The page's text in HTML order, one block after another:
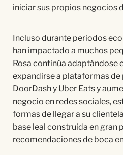
iniciar sus propios negocios
Incluso durante periodos
han impactado a muchos
Rosa continúa adaptándose
expandirse a plataformas de
DoorDash y Uber Eats y
negocio en redes sociales,
formas de llegar a su
base leal construida en gran
recomendaciones de boca